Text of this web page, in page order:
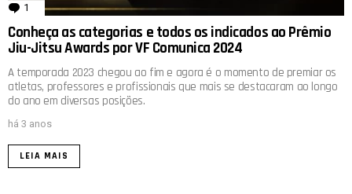
1 comentário
Conheça as categorias e todos os indicados ao Prêmio
Jiu-Jitsu Awards por VF Comunica 2024
A temporada 2023 chegou ao fim e agora é o momento de premiar os
atletas, professores e profissionais que mais se destacaram ao longo
do ano em diversas posições.
há 3 anos
LEIA MAIS